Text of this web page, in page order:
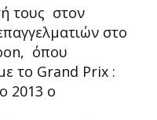
τους στον
στο
όπου
το Grand Prix :
2013 ο